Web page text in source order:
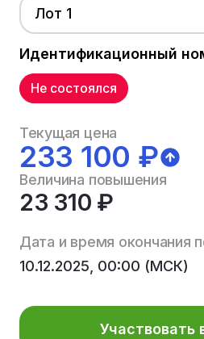
Лот 1
Идентификационный
Не состоялся
Текущая цена
233 100 ₽
Величина повышения
23 310 ₽
Дата и время окончания
10.12.2025, 00:00 (МСК)
Участвовать